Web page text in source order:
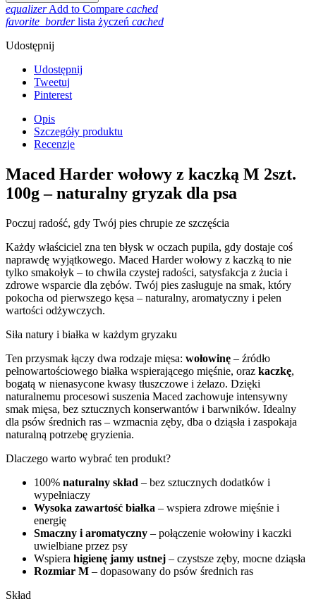
equalizer Add to Compare cached
favorite_border lista życzeń cached
Udostępnij
Udostępnij
Tweetuj
Pinterest
Opis
Szczegóły produktu
Recenzje
Maced Harder wołowy z kaczką M 2szt.
100g – naturalny gryzak dla psa
Poczuj radość, gdy Twój pies chrupie ze szczęścia
Każdy właściciel zna ten błysk w oczach pupila, gdy dostaje coś
naprawdę wyjątkowego. Maced Harder wołowy z kaczką to nie
tylko smakołyk – to chwila czystej radości, satysfakcja z żucia i
zdrowe wsparcie dla zębów. Twój pies zasługuje na smak, który
pokocha od pierwszego kęsa – naturalny, aromatyczny i pełen
wartości odżywczych.
Siła natury i białka w każdym gryzaku
Ten przysmak łączy dwa rodzaje mięsa: wołowinę – źródło
pełnowartościowego białka wspierającego mięśnie, oraz kaczkę,
bogatą w nienasycone kwasy tłuszczowe i żelazo. Dzięki
naturalnemu procesowi suszenia Maced zachowuje intensywny
smak mięsa, bez sztucznych konserwantów i barwników. Idealny
dla psów średnich ras – wzmacnia zęby, dba o dziąsła i zaspokaja
naturalną potrzebę gryzienia.
Dlaczego warto wybrać ten produkt?
100% naturalny skład – bez sztucznych dodatków i
wypełniaczy
Wysoka zawartość białka – wspiera zdrowe mięśnie i
energię
Smaczny i aromatyczny – połączenie wołowiny i kaczki
uwielbiane przez psy
Wspiera higienę jamy ustnej – czystsze zęby, mocne dziąsła
Rozmiar M – dopasowany do psów średnich ras
Skład